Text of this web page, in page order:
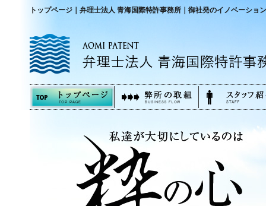
トップページ｜弁理士法人 青海国際特許事務所｜御社発のイノベーショ